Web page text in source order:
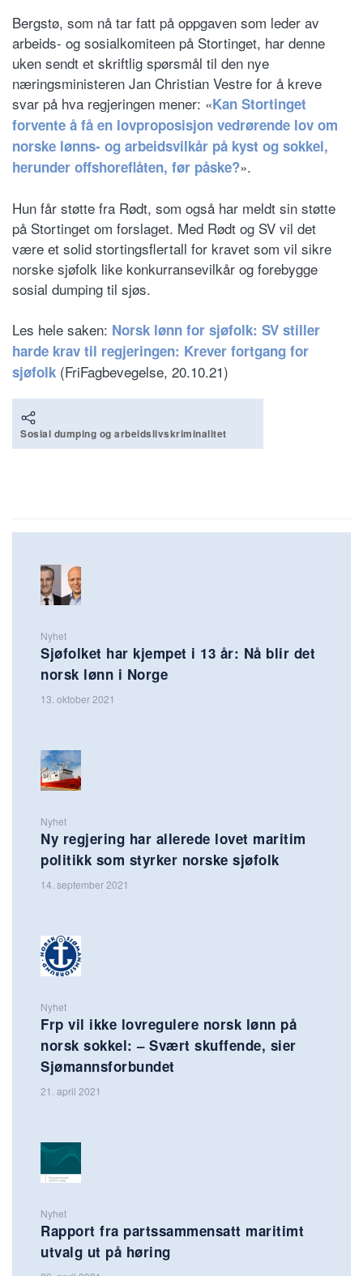
Bergstø, som nå tar fatt på oppgaven som leder av
arbeids- og sosialkomiteen på Stortinget, har denne
uken sendt et skriftlig spørsmål til den nye
næringsministeren Jan Christian Vestre for å kreve
svar på hva regjeringen mener: «Kan Stortinget
forvente å få en lovproposisjon vedrørende lov om
norske lønns- og arbeidsvilkår på kyst og sokkel,
herunder offshoreflåten, før påske?».
Hun får støtte fra Rødt, som også har meldt sin støtte
på Stortinget om forslaget. Med Rødt og SV vil det
være et solid stortingsflertall for kravet som vil sikre
norske sjøfolk like konkurransevilkår og forebygge
sosial dumping til sjøs.
Les hele saken: Norsk lønn for sjøfolk: SV stiller
harde krav til regjeringen: Krever fortgang for
sjøfolk (FriFagbevegelse, 20.10.21)
Sosial dumping og arbeidslivskriminalitet
Nyhet
Sjøfolket har kjempet i 13 år: Nå blir det
norsk lønn i Norge
13. oktober 2021
Nyhet
Ny regjering har allerede lovet maritim
politikk som styrker norske sjøfolk
14. september 2021
Nyhet
Frp vil ikke lovregulere norsk lønn på
norsk sokkel: – Svært skuffende, sier
Sjømannsforbundet
21. april 2021
Nyhet
Rapport fra partssammensatt maritimt
utvalg ut på høring